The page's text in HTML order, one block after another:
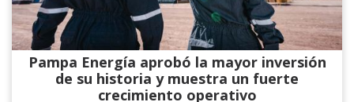
Pampa Energía aprobó la mayor inversión
de su historia y muestra un fuerte
crecimiento operativo